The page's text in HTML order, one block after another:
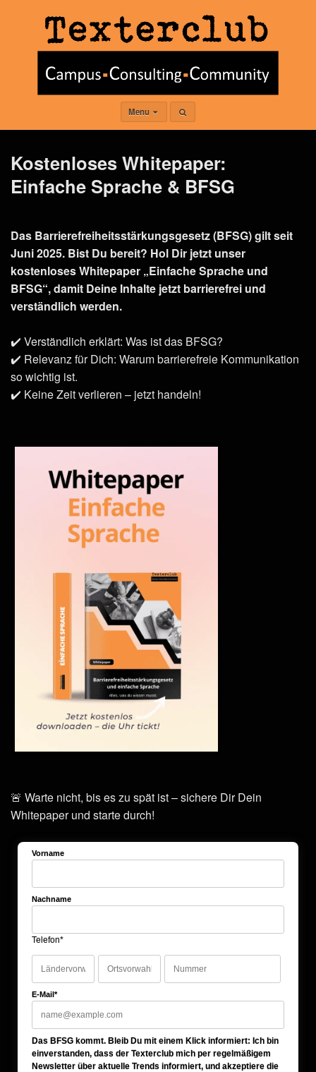
Menu
Kostenloses Whitepaper:
Einfache Sprache & BFSG
Das Barrierefreiheitsstärkungsgesetz (BFSG) gilt seit
Juni 2025. Bist Du bereit? Hol Dir jetzt unser
kostenloses Whitepaper „Einfache Sprache und
BFSG“, damit Deine Inhalte jetzt barrierefrei und
verständlich werden.
✔️ Verständlich erklärt: Was ist das BFSG?
✔️ Relevanz für Dich: Warum barrierefreie Kommunikation
so wichtig ist.
✔️ Keine Zeit verlieren – jetzt handeln!
🚨 Warte nicht, bis es zu spät ist – sichere Dir Dein
Whitepaper und starte durch!
Vorname
Nachname
Telefon*
E-Mail*
Das BFSG kommt. Bleib Du mit einem Klick informiert: Ich bin
einverstanden, dass der Texterclub mich per regelmäßigem
Newsletter über aktuelle Trends informiert, und akzeptiere die